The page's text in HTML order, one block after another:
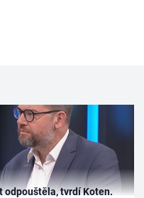
odpouštěla, tvrdí Koten.